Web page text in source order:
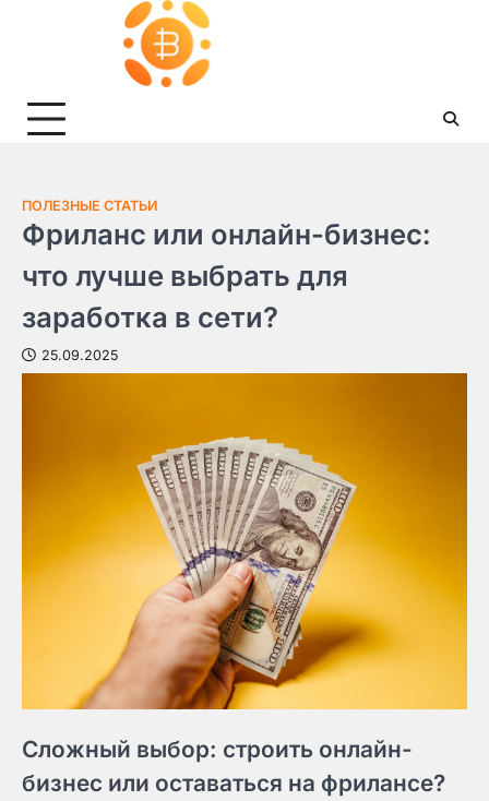
ПОЛЕЗНЫЕ СТАТЬИ
Фриланс или онлайн-бизнес:
что лучше выбрать для
заработка в сети?
25.09.2025
Сложный выбор: строить онлайн-
бизнес или оставаться на фрилансе?